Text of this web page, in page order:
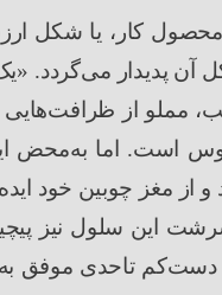
کار، یا شکل
آن پدیدار میگردد. «
مملو از ظرافت
است. اما بهمحض
و از مغز چوبین خود ایده
این سلول نیز
دستکم تاحدی موفق